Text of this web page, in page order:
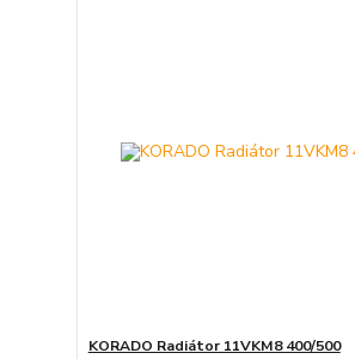
KORADO Radiátor 11VKM8 400/500